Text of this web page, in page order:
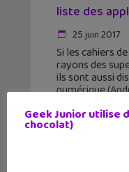
liste des
25 juin 2017
Si les cahiers
rayons des
ils sont aussi
numérique
tablettes et
Geek Junior utilise
chocolat)